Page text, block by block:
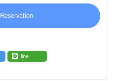
Reservation
line